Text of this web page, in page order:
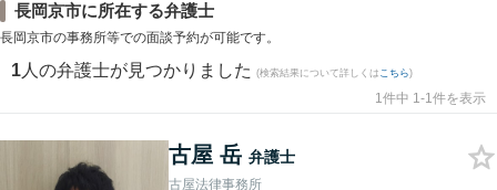
長岡京市に所在する弁護士
長岡京市の事務所等での面談予約が可能です。
1 人の弁護士が見つかりました (検索結果について詳しくは こちら)
1件中 1-1件を表示
古屋 岳 弁護士
古屋法律事務所